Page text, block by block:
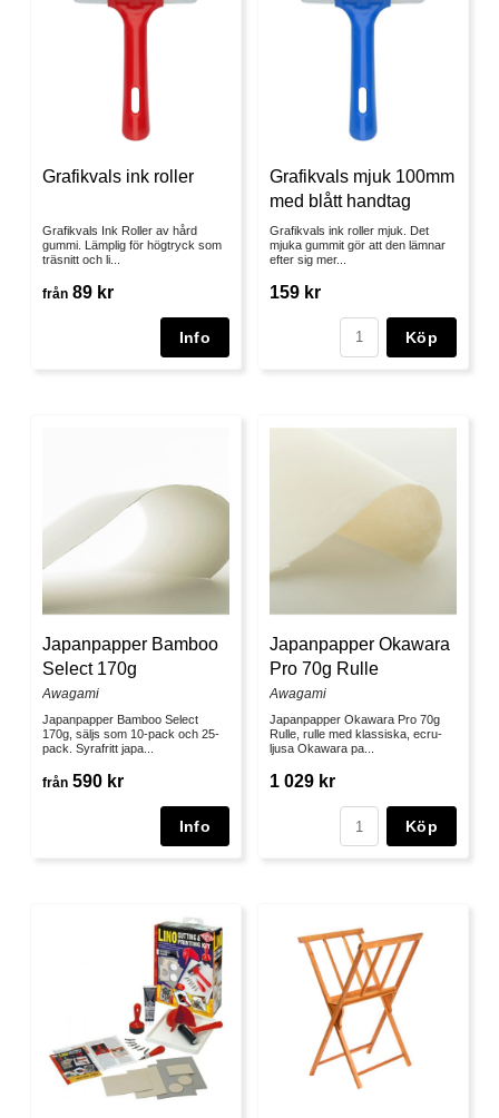
Grafikvals ink roller
Grafikvals Ink Roller av hård
gummi. Lämplig för högtryck som
träsnitt och li...
från 89 kr
Grafikvals mjuk 100mm
med blått handtag
Grafikvals ink roller mjuk. Det
mjuka gummit gör att den lämnar
efter sig mer...
159 kr
Köp
Japanpapper Bamboo
Select 170g
Awagami
Japanpapper Bamboo Select
170g, säljs som 10-pack och 25-
pack. Syrafritt japa...
från 590 kr
Japanpapper Okawara
Pro 70g Rulle
Awagami
Japanpapper Okawara Pro 70g
Rulle, rulle med klassiska, ecru-
ljusa Okawara pa...
1 029 kr
Köp